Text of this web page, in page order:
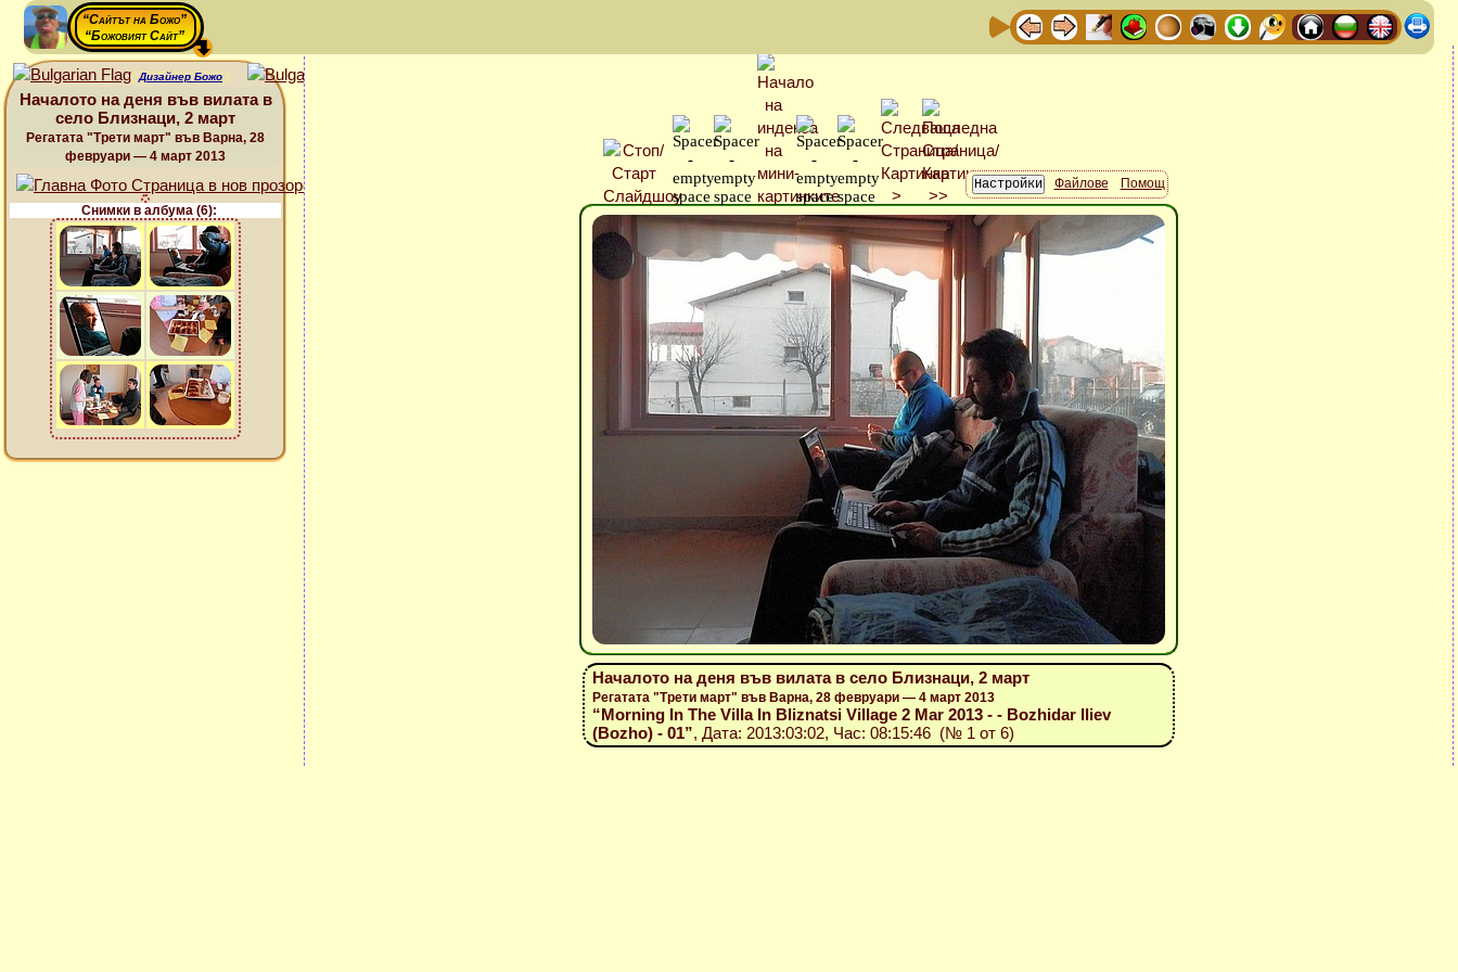
“Сайтът на Божо”
“Божовият Сайт”
Дизайнер Божо
Началото на деня във вилата в
село Близнаци, 2 март
Регатата "Трети март" във Варна, 28
февруари — 4 март 2013
Снимки в албума (6):
Файлове Помощ
Началото на деня във вилата в село Близнаци, 2 март
Регатата "Трети март" във Варна, 28 февруари — 4 март 2013
“Morning In The Villa In Bliznatsi Village 2 Mar 2013 - - Bozhidar Iliev
(Bozho) - 01”, Дата: 2013:03:02, Час: 08:15:46 (№ 1 от 6)